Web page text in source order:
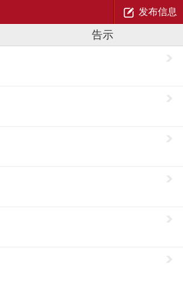
发布信息
告示